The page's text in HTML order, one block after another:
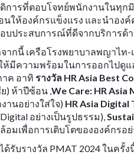
การที่ตอบโจทย์พนักงานในทุก
นให้องค์กรแข็งแรง และนำอง
บประสบการณ์ที่ดีจากบริการด้
ากนี้ เครือโรงพยาบาลพญาไท
ห้มีความพร้อมในการออกไปดู
ค อาทิ รางวัล HR Asia Best
ย) ห้าปีซ้อน ,We Care: HR Asia
านอย่างใส่ใจ) HR Asia
อย่างเป็นรูปธรรม),
อมเพื่อการเติบโตขององค์กรอ
ด้รับรางวัล PMAT 2024 ในค